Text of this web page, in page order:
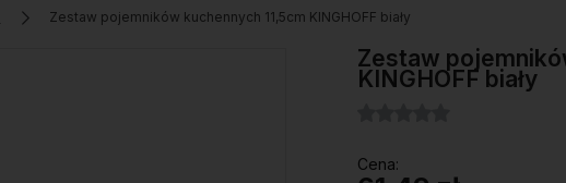
oferty
Zestaw pojemników kuchennych 11,5cm KINGHOFF biały
Zestaw
KINGHOFF biały
Cena: